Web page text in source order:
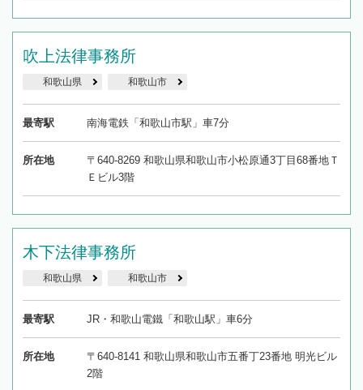
吹上法律事務所
和歌山県 和歌山市
最寄駅 南海電鉄「和歌山市駅」車7分
所在地
〒640-8269 和歌山県和歌山市小松原通3丁目68番地Ｔ
Ｅビル3階
木下法律事務所
和歌山県 和歌山市
最寄駅 JR・和歌山電鐵「和歌山駅」車6分
所在地
〒640-8141 和歌山県和歌山市五番丁23番地 明光ビル
2階